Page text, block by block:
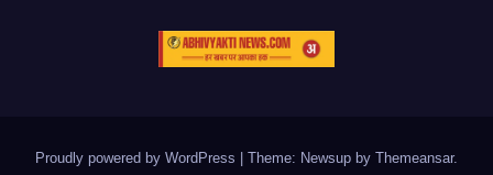
Proudly powered by WordPress Theme: Newsup by Themeansar.